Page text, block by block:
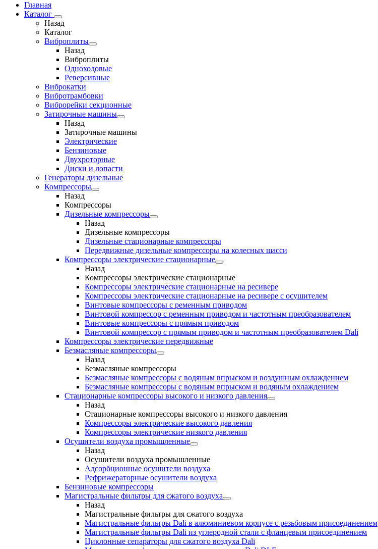
Главная
Каталог
Назад
Каталог
Виброплиты
Назад
Виброплиты
Одноходовые
Реверсивные
Виброкатки
Вибротрамбовки
Виброрейки секционные
Затирочные машины
Назад
Затирочные машины
Электрические
Бензиновые
Двухроторные
Диски и лопасти
Генераторы дизельные
Компрессоры
Назад
Компрессоры
Дизельные компрессоры
Назад
Дизельные компрессоры
Дизельные стационарные компрессоры
Передвижные дизельные компрессоры на колесных шасси
Компрессоры электрические стационарные
Назад
Компрессоры электрические стационарные
Компрессоры электрические стационарные на ресивере
Компрессоры электрические стационарные на ресивере с осушителем
Винтовые компрессоры с ременным приводом
Винтовой компрессор с ременным приводом и частотным преобразователем
Винтовые компрессоры с прямым приводом
Винтовой компрессор с прямым приводом и частотным преобразователем Dali
Компрессоры электрические передвижные
Безмасляные компрессоры
Назад
Безмасляные компрессоры
Безмасляные компрессоры с водяным впрыском и воздушным охлаждением
Безмасляные компрессоры с водяным впрыском и водяным охлаждением
Стационарные компрессоры высокого и низкого давления
Назад
Стационарные компрессоры высокого и низкого давления
Компрессоры электрические высокого давления
Компрессоры электрические низкого давления
Осушители воздуха промышленные
Назад
Осушители воздуха промышленные
Адсорбционные осушители воздуха
Рефрижераторные осушители воздуха
Бензиновые компрессоры
Магистральные фильтры для сжатого воздуха
Назад
Магистральные фильтры для сжатого воздуха
Магистральные фильтры Dali в алюминиевом корпусе с резьбовым присоединением
Магистральные фильтры Dali из углеродной стали с фланцевым присоединением
Циклонные сепараторы для сжатого воздуха Dali